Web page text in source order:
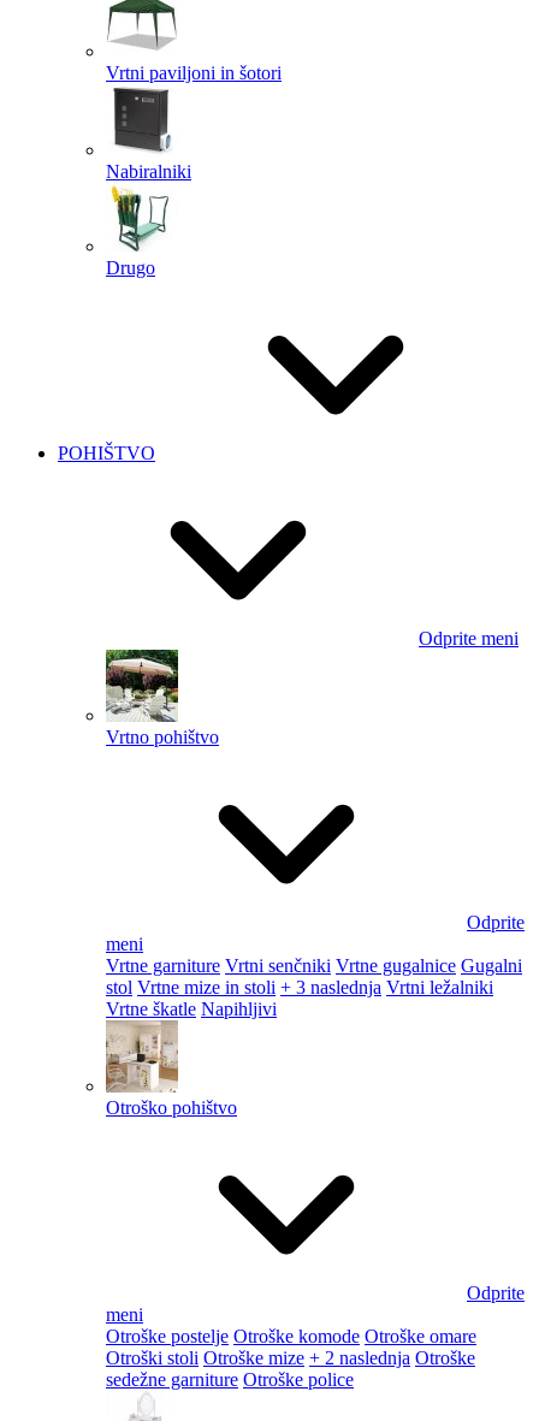
Vrtni paviljoni in šotori
Nabiralniki
Drugo
POHIŠTVO
Odprite meni
Vrtno pohištvo
Odprite
meni
Vrtne garniture Vrtni senčniki Vrtne gugalnice Gugalni
stol Vrtne mize in stoli + 3 naslednja Vrtni ležalniki
Vrtne škatle Napihljivi
Otroško pohištvo
Odprite
meni
Otroške postelje Otroške komode Otroške omare
Otroški stoli Otroške mize + 2 naslednja Otroške
sedežne garniture Otroške police